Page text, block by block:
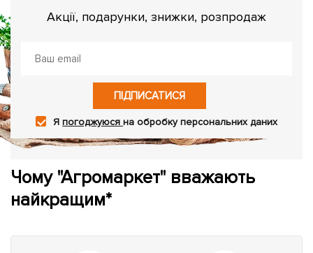
Акції, подарунки, знижки, розпродаж
ПІДПИСАТИСЯ
Япогоджуюсяна обробку персональних даних
Чому "Агромаркет" вважають
найкращим*